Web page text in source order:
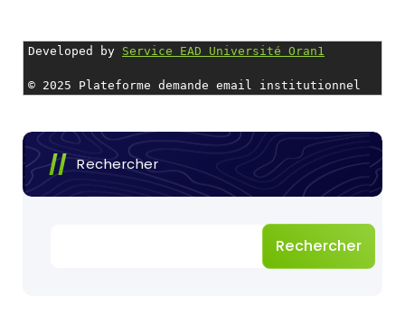
Developed by Service EAD Université Oran1
© 2025 Plateforme demande email institutionnel
Rechercher
Rechercher